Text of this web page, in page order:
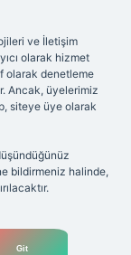
ve İletişim
olarak hizmet
olarak denetleme
Ancak, üyelerimiz
siteye üye olarak
bildirmeniz halinde,